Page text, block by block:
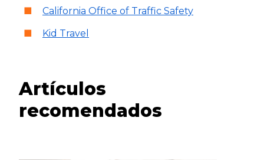
California Office of Traffic Safety
Kid Travel
Artículos
recomendados